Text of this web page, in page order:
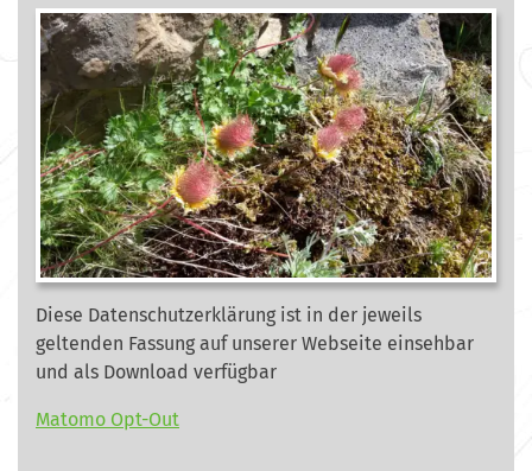
Diese Datenschutzerklärung ist in der jeweils
geltenden Fassung auf unserer Webseite einsehbar
und als Download verfügbar
Matomo Opt-Out